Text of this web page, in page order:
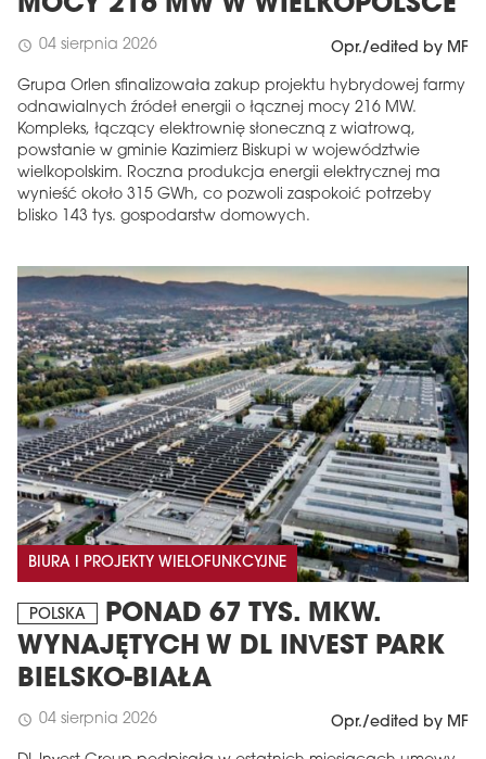
schedule 04 sierpnia 2026 Opr./edited by MF
Grupa Orlen sfinalizowała zakup projektu hybrydowej farmy
odnawialnych źródeł energii o łącznej mocy 216 MW.
Kompleks, łączący elektrownię słoneczną z wiatrową,
powstanie w gminie Kazimierz Biskupi w województwie
wielkopolskim. Roczna produkcja energii elektrycznej ma
wynieść około 315 GWh, co pozwoli zaspokoić potrzeby
blisko 143 tys. gospodarstw domowych.
BIURA I PROJEKTY WIELOFUNKCYJNE
POLSKA
PONAD 67 TYS. MKW.
WYNAJĘTYCH W DL INVEST PARK
BIELSKO-BIAŁA
schedule 04 sierpnia 2026 Opr./edited by MF
MAGAZYN
Wydanie 6 (308)
CZERWIEC 2026
Więcej w tym wydaniu
arrow_forward
Zamów teraz!